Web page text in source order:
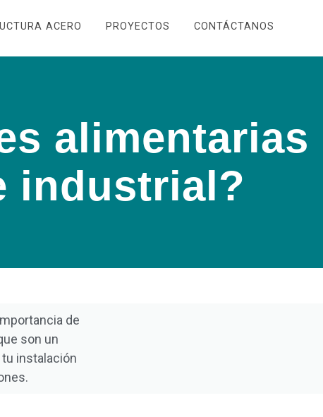
ACERO PROYECTOS CONTÁCTANOS
alimentarias
industrial?
de
son un
instalación
.